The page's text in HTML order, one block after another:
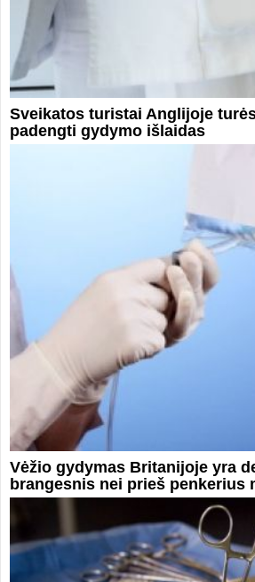
Sveikatos turistai Anglijoje
padengti gydymo išlaidas
Vėžio gydymas Britanijoje yra
brangesnis nei prieš penkerius